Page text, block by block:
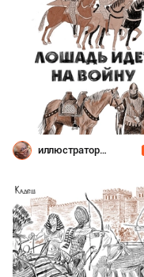
иллюстратор